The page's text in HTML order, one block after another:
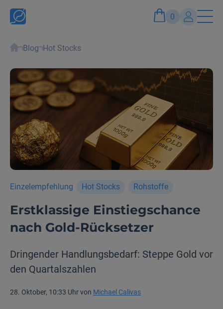
0
Anmelden und Vorteile genießen
Blog Hot Stocks
Einzelempfehlung Hot Stocks Rohstoffe
Erstklassige Einstiegschance
nach Gold-Rücksetzer
Dringender Handlungs­bedarf: Steppe Gold vor
den Quartals­zahlen
28. Oktober, 10:33 Uhr von Michael Calivas